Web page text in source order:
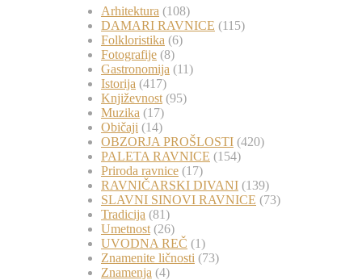
Arhitektura (108)
DAMARI RAVNICE (115)
Folkloristika (6)
Fotografije (8)
Gastronomija (11)
Istorija (417)
Književnost (95)
Muzika (17)
Običaji (14)
OBZORJA PROŠLOSTI (420)
PALETA RAVNICE (154)
Priroda ravnice (17)
RAVNIČARSKI DIVANI (139)
SLAVNI SINOVI RAVNICE (73)
Tradicija (81)
Umetnost (26)
UVODNA REČ (1)
Znamenite ličnosti (73)
Znamenja (4)